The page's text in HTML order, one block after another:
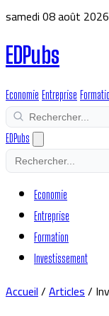
samedi 08 août 2026
EDPubs
Economie Entreprise
EDPubs
Economie
Entreprise
Formation
Investissement
Accueil/Articles/